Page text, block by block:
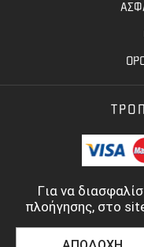
Για να
πλοήγησης, στο